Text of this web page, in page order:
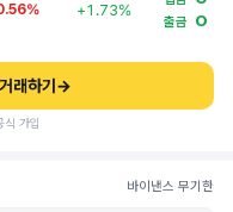
+1.73%
출금 O
래하기 →
식 가입
바이낸스 무기한